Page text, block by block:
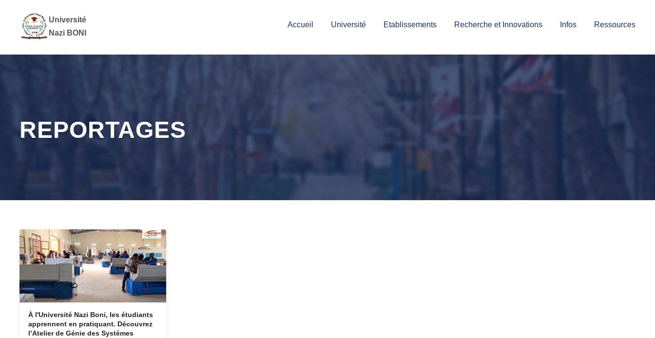
Université
Nazi BONI
Accueil Université Etablissements Recherche et Innovations Infos Ressources
REPORTAGES
À l'Université Nazi Boni, les étudiants
apprennent en pratiquant. Découvrez
l’Atelier de Génie des Systèmes